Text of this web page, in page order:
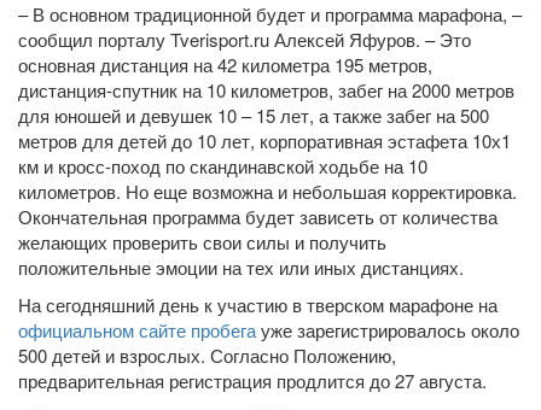
– В основном традиционной будет и программа марафона, –
сообщил порталу Tverisport.ru Алексей Яфуров. – Это
основная дистанция на 42 километра 195 метров,
дистанция-спутник на 10 километров, забег на 2000 метров
для юношей и девушек 10 – 15 лет, а также забег на 500
метров для детей до 10 лет, корпоративная эстафета 10х1
км и кросс-поход по скандинавской ходьбе на 10
километров. Но еще возможна и небольшая корректировка.
Окончательная программа будет зависеть от количества
желающих проверить свои силы и получить
положительные эмоции на тех или иных дистанциях.
На сегодняшний день к участию в тверском марафоне на
официальном сайте пробегауже зарегистрировалось около
500 детей и взрослых. Согласно Положению,
предварительная регистрация продлится до 27 августа.